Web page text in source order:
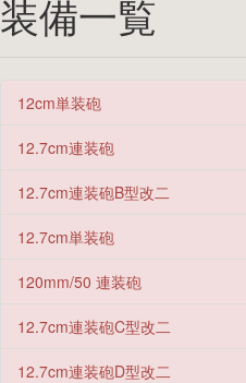
装備一覧
12cm単装砲
12.7cm連装砲
12.7cm連装砲B型改二
12.7cm単装砲
120mm/50 連装砲
12.7cm連装砲C型改二
12.7cm連装砲D型改二